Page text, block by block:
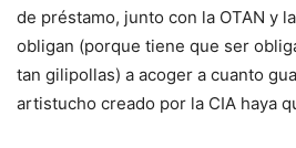
de préstamo, junto con la OTAN y
obligan (porque tiene que ser
tan gilipollas) a acoger a cuanto
artistucho creado por la CIA haya